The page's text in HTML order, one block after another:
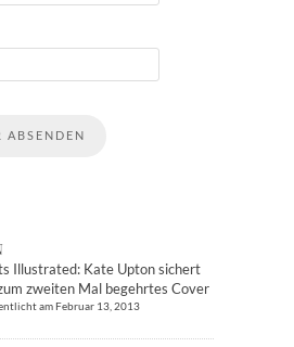
Illustrated: Kate Upton sichert
zweiten Mal begehrtes Cover
am Februar 13, 2013